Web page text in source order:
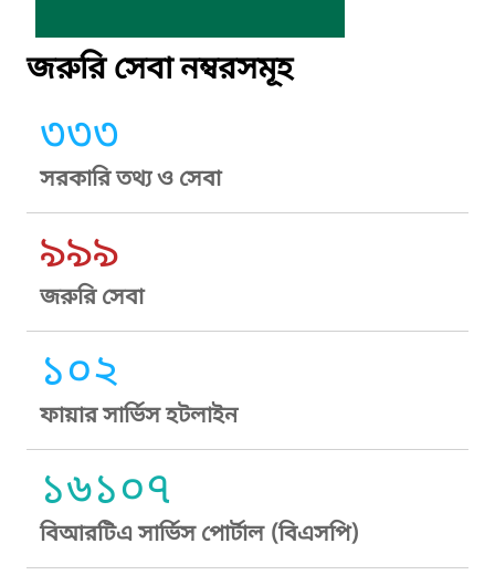
জরুরি সেবা নম্বরসমূহ
৩৩৩
সরকারি তথ্য ও সেবা
৯৯৯
জরুরি সেবা
১০২
ফায়ার সার্ভিস হটলাইন
১৬১০৭
বিআরটিএ সার্ভিস পোর্টাল (বিএসপি)